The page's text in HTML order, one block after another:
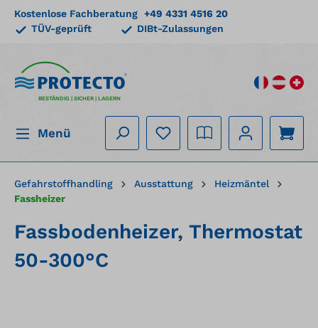
springen
Kostenlose Fachberatung +49 4331 4516 20
TÜV-geprüft
DIBt-Zulassungen
BESTÄNDIG | SICHER | LAGERN
Menü
Gefahrstoffhandling Ausstattung
Heizmäntel
Fassheizer
Fassbodenheizer, Thermostat
50-300°C